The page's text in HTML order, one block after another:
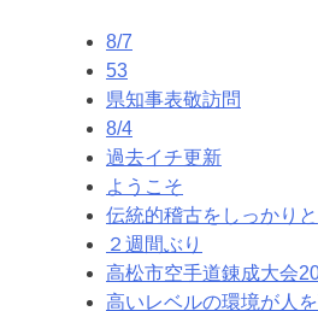
8/7
53
県知事表敬訪問
8/4
過去イチ更新
ようこそ
伝統的稽古をしっかりと
２週間ぶり
高松市空手道錬成大会
高いレベルの環境が人